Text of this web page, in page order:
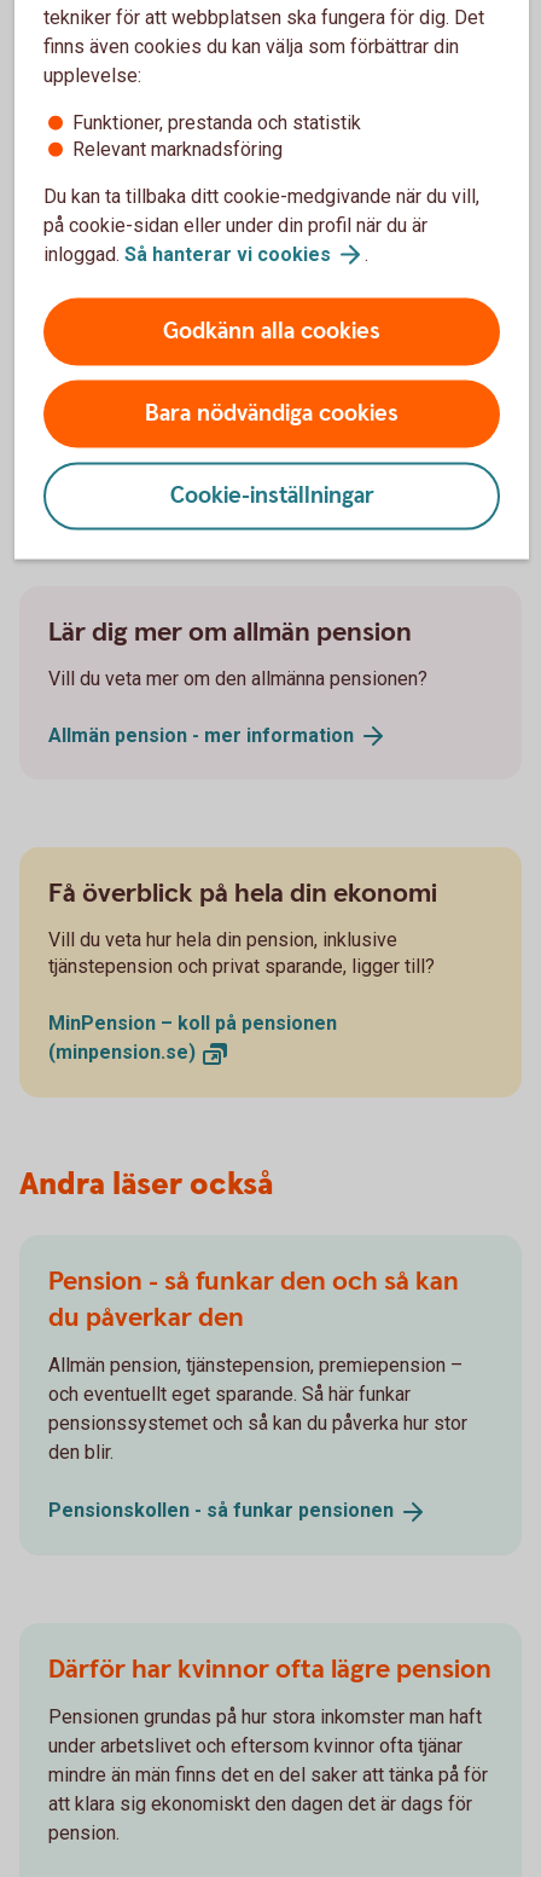
Eftersom uppgifterna baseras på den senaste
deklarerade inkomsten kan siffrorna vara från två år
tillbaka.
Spara själv till pensionen
Pensionen som du får från staten och jobbet ger
ungefär 75 procent av din månadslön i pension. Om
du vill få mer så behöver du spara själv till
pensionen. Kontakta oss så hjälper vi dig.
Logga in - räkna på och börja spara till
pensionen
Lär dig mer om allmän pension
Vill du veta mer om den allmänna pensionen?
Allmän pension - mer information
Få överblick på hela din ekonomi
Vill du veta hur hela din pension, inklusive
tjänstepension och privat sparande, ligger till?
MinPension – koll på pensionen
(minpension.se)
Andra läser också
Pension - så funkar den och så kan
du påverkar den
Allmän pension, tjänstepension, premiepension –
och eventuellt eget sparande. Så här funkar
pensionssystemet och så kan du påverka hur stor
den blir.
Pensionskollen - så funkar pensionen
Därför har kvinnor ofta lägre pension
Pensionen grundas på hur stora inkomster man haft
under arbetslivet och eftersom kvinnor ofta tjänar
mindre än män finns det en del saker att tänka på för
att klara sig ekonomiskt den dagen det är dags för
pension.
tekniker för att webbplatsen ska fungera för dig. Det
finns även cookies du kan välja som förbättrar din
upplevelse:
Funktioner, prestanda och statistik
Relevant marknadsföring
Du kan ta tillbaka ditt cookie-medgivande när du vill,
på cookie-sidan eller under din profil när du är
inloggad. Så hanterar vi cookies .
Godkänn alla cookies
Bara nödvändiga cookies
Cookie-inställningar